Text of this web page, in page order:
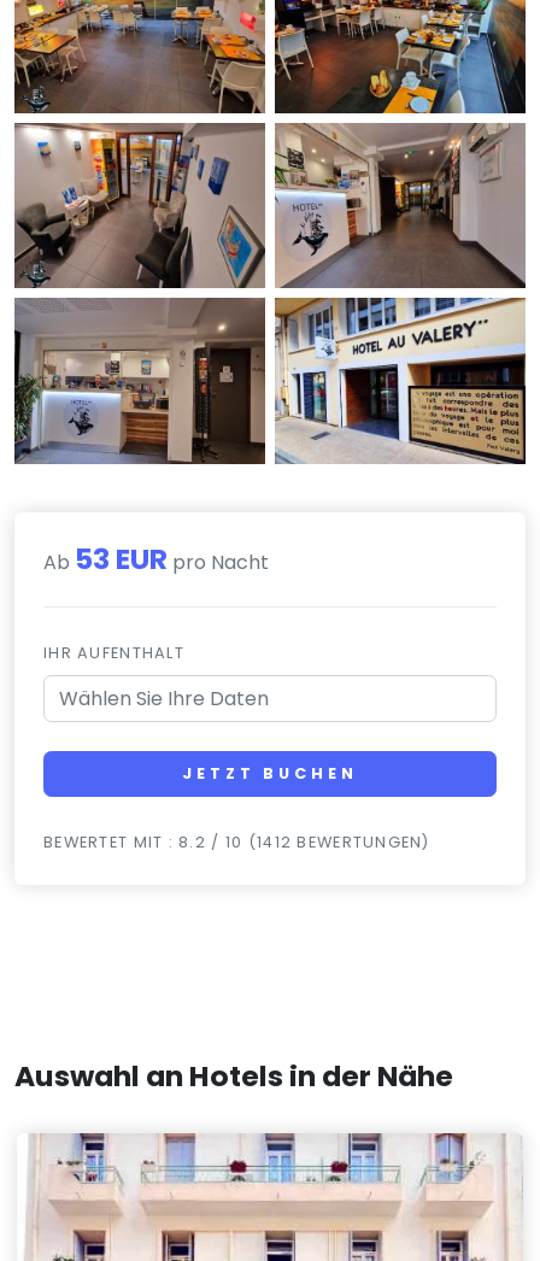
Ab 53 EUR pro Nacht
IHR AUFENTHALT
JETZT BUCHEN
BEWERTET MIT : 8.2 / 10 (1412 BEWERTUNGEN)
Auswahl an Hotels in der Nähe